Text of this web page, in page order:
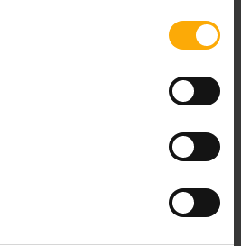
Hilfseigenschaften
können damit komplexe
Preise, Vertragsmodelle
Umsätze abbilden und zentrale